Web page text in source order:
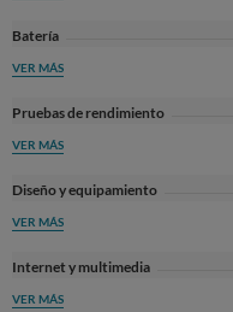
Batería
VER MÁS
Pruebas de rendimiento
VER MÁS
Diseño y equipamiento
VER MÁS
Internet y multimedia
VER MÁS